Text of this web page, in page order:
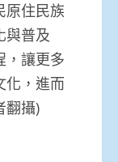
原住民族
與普及
，讓更多
化，進而
翻攝)